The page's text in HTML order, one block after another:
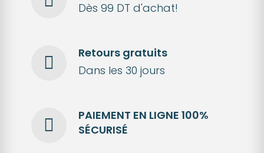
Dès 99 DT d'achat!
Retours gratuits
Dans les 30 jours
PAIEMENT EN LIGNE 100%
SÉCURISÉ